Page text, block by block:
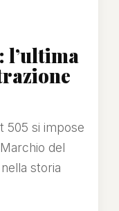
l’ultima
505 si impose
del
storia